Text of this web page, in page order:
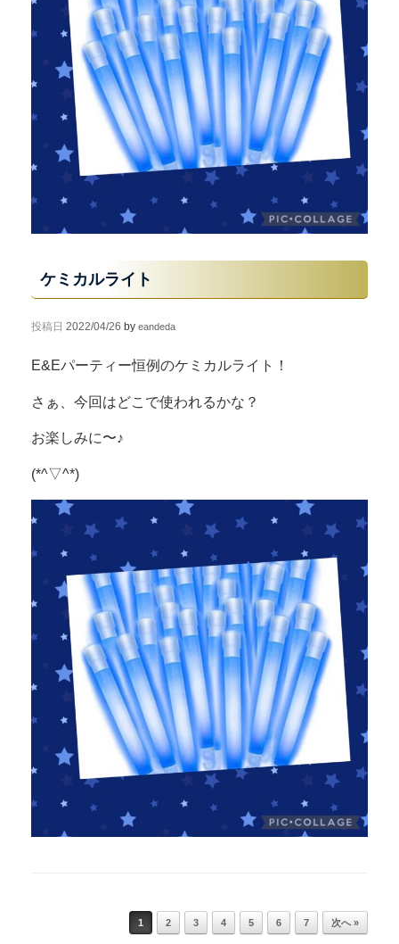
ケミカルライト
投稿日 2022/04/26 by eandeda
E&Eパーティー恒例のケミカルライト！
さぁ、今回はどこで使われるかな？
お楽しみに〜♪
(*^▽^*)
1 2 3 4 5 6 7 次へ »